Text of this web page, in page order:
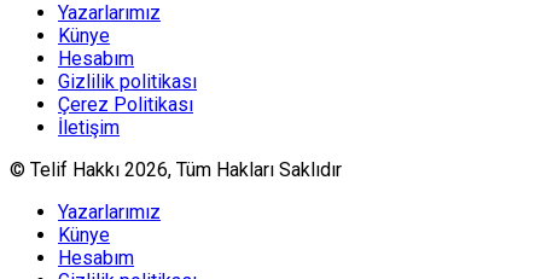
Yazarlarımız
Künye
Hesabım
Gizlilik politikası
Çerez Politikası
İletişim
© Telif Hakkı 2026, Tüm Hakları Saklıdır
Yazarlarımız
Künye
Hesabım